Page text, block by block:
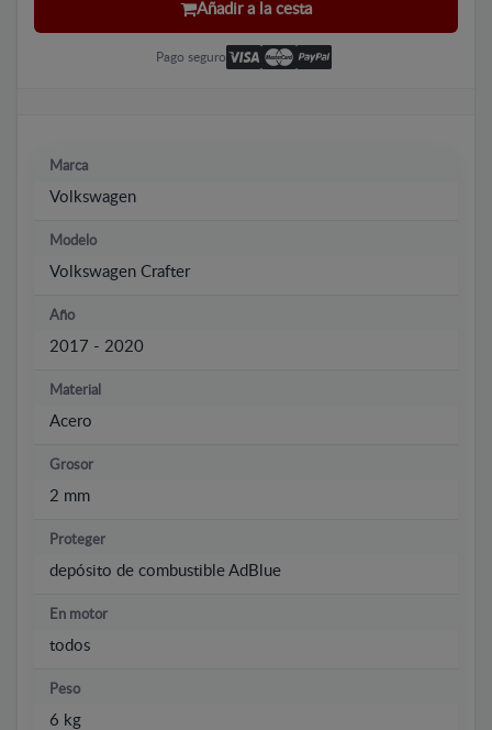
Añadir a la cesta
Pago seguro
Marca
Volkswagen
Modelo
Volkswagen Crafter
Año
2017 - 2020
Material
Acero
Grosor
2 mm
Proteger
depósito de combustible AdBlue
En motor
todos
Peso
6 kg